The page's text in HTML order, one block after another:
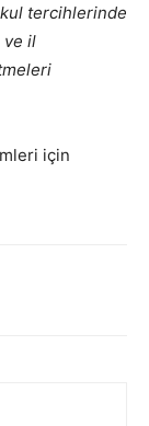
tercihlerinde
ve il
için